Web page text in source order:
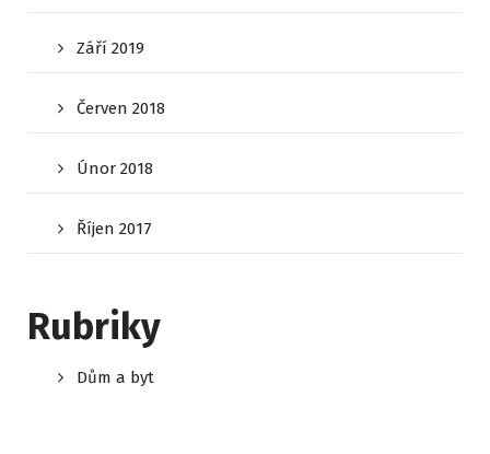
Září 2019
Červen 2018
Únor 2018
Říjen 2017
Rubriky
Dům a byt